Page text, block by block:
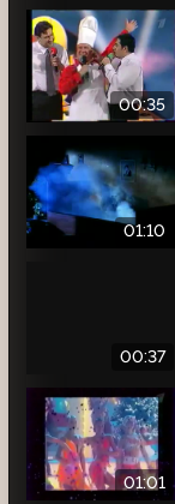
00:35
01:10
00:37
01:01